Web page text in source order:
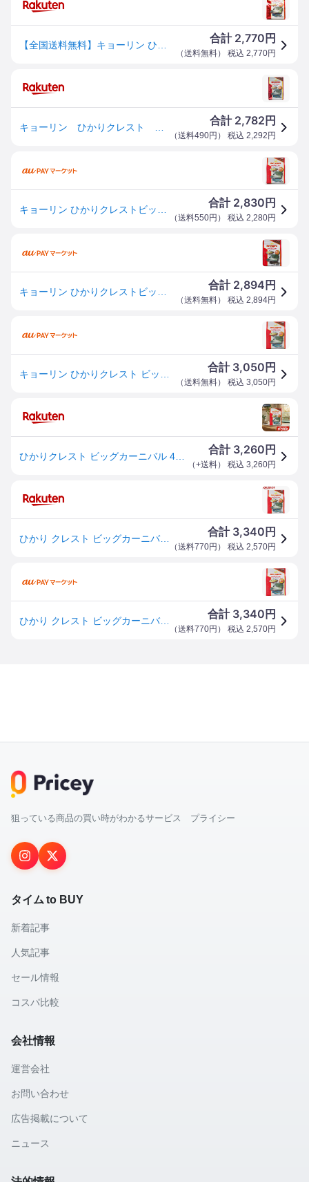
合計 2,770 円
（送料無料） 税込 2,770円
合計 2,782 円
（送料490円 ） 税込 2,292 円
合計 2,830 円
（送料550円 ） 税込 2,280円
合計 2,894 円
（送料無料） 税込 2,894円
合計 3,050 円
（送料無料） 税込 3,050円
合計 3,260 円
（+送料） 税込 3,260円
ひかり クレスト ビッグカーニバル(400g)【ひかり】
合計 3,340 円
（送料770円 ） 税込 2,570円
ひかり クレスト ビッグカーニバル(400g)[観賞魚用 餌(エサ)]
合計 3,340 円
（送料770円 ） 税込 2,570円
狙っている商品の買い時がわかるサービス プライシー
タイム to BUY
新着記事
人気記事
セール情報
コスパ比較
会社情報
運営会社
お問い合わせ
広告掲載について
ニュース